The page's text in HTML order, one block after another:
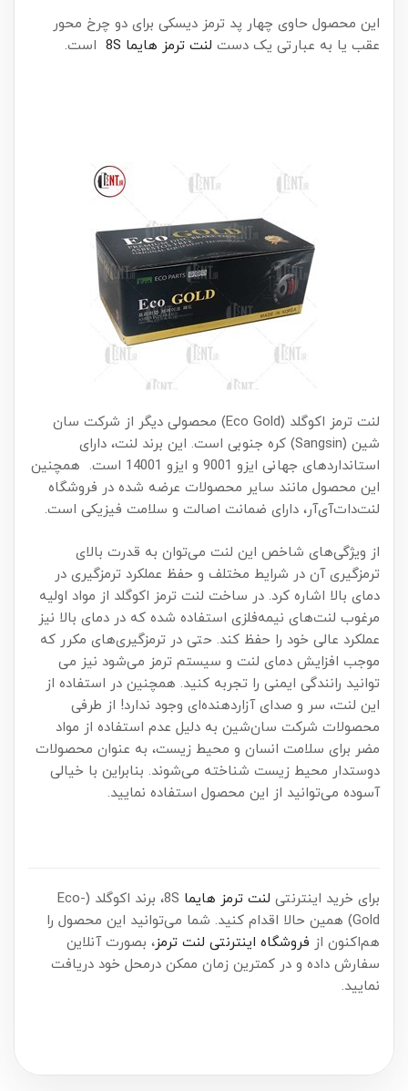
این محصول حاوی چهار پد ترمز دیسکی برای دو چرخ محور
عقب یا به عبارتی یک دست لنت ترمز هایما 8S است.
لنت ترمز اکوگلد (Eco Gold) محصولی دیگر از شرکت سان
شین (Sangsin) کره جنوبی است. این برند لنت، دارای
استانداردهای جهانی ایزو 9001 و ایزو 14001 است. همچنین
این محصول مانند سایر محصولات عرضه شده در فروشگاه
لنت‌دات‌آی‌آر، دارای ضمانت اصالت و سلامت فیزیکی است.
از ویژگی‌های شاخص این لنت می‌توان به قدرت بالای
ترمزگیری آن در شرایط مختلف و حفظ عملکرد ترمزگیری در
دمای بالا اشاره کرد. در ساخت لنت ترمز اکوگلد از مواد اولیه
مرغوب لنت‌های نیمه‌فلزی استفاده شده که در دمای بالا نیز
عملکرد عالی خود را حفظ کند. حتی در ترمزگیری‌های مکرر که
موجب افزایش دمای لنت و سیستم ترمز می‌شود نیز می
توانید رانندگی ایمنی را تجربه کنید. همچنین در استفاده از
این لنت، سر و صدای آزاردهنده‌ای وجود ندارد! از طرفی
محصولات شرکت سان‌شین به دلیل عدم استفاده از مواد
مضر برای سلامت انسان و محیط زیست، به عنوان محصولات
دوستدار محیط زیست شناخته می‌شوند. بنابراین با خیالی
آسوده می‌توانید از این محصول استفاده نمایید.
برای خرید اینترنتی لنت ترمز هایما
8S، برند اکوگلد (Eco-
Gold) همین حالا اقدام کنید. شما می‌توانید این محصول را
هم‌اکنون از فروشگاه اینترنتی لنت ترمز، بصورت آنلاین
سفارش داده و در کمترین زمان ممکن درمحل خود دریافت
نمایید.